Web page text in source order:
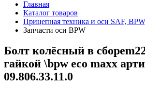
Главная
Каталог товаров
Прицепная техника и оси SAF,
Запчасти оси BPW
Болт колёсный в
гайкой \bpw eco maxx
09.806.33.11.0